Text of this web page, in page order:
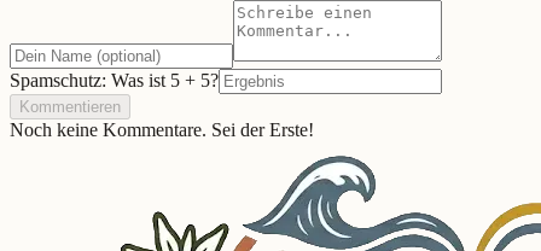
Spamschutz: Was ist 5 + 5?
Kommentieren
Noch keine Kommentare. Sei der Erste!